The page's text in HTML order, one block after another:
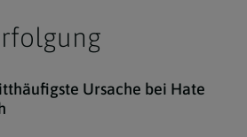
Ursache bei Hate